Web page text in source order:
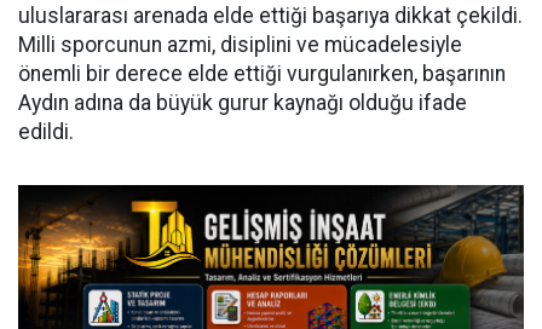
uluslararası arenada elde ettiği başarıya dikkat çekildi.
Milli sporcunun azmi, disiplini ve mücadelesiyle
önemli bir derece elde ettiği vurgulanırken, başarının
Aydın adına da büyük gurur kaynağı olduğu ifade
edildi.